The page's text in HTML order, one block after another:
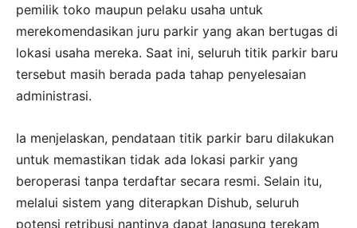
pemilik toko maupun pelaku usaha untuk
merekomendasikan juru parkir yang akan bertugas di
lokasi usaha mereka. Saat ini, seluruh titik parkir baru
tersebut masih berada pada tahap penyelesaian
administrasi.
Ia menjelaskan, pendataan titik parkir baru dilakukan
untuk memastikan tidak ada lokasi parkir yang
beroperasi tanpa terdaftar secara resmi. Selain itu,
melalui sistem yang diterapkan Dishub, seluruh
potensi retribusi nantinya dapat langsung terekam